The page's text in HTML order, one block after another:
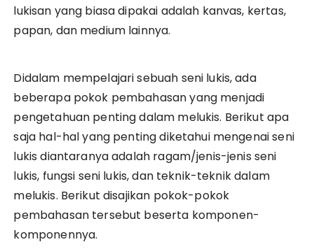
lukisan yang biasa dipakai adalah kanvas, kertas,
papan, dan medium lainnya.
Didalam mempelajari sebuah seni lukis, ada
beberapa pokok pembahasan yang menjadi
pengetahuan penting dalam melukis. Berikut apa
saja hal-hal yang penting diketahui mengenai seni
lukis diantaranya adalah ragam/jenis-jenis seni
lukis, fungsi seni lukis, dan teknik-teknik dalam
melukis. Berikut disajikan pokok-pokok
pembahasan tersebut beserta komponen-
komponennya.